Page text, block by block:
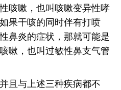
咳嗽，也叫咳嗽变异性哮
果干咳的同时伴有打喷
鼻炎的症状，那就可能是
嗽，也叫过敏性鼻支气管
且与上述三种疾病都不